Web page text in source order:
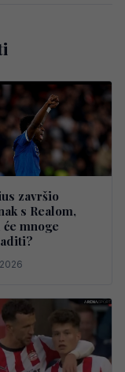
završio
s Realom,
mnoge